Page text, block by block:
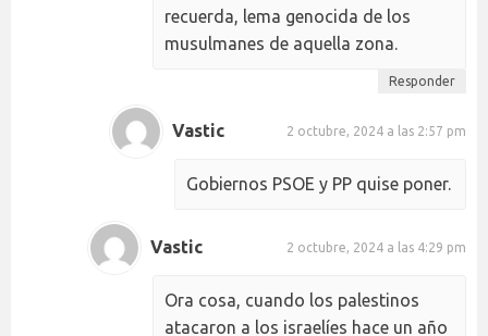
recuerda, lema genocida de los
musulmanes de aquella zona.
Responder
Vastic 2 octubre, 2024 a las 2:57 pm
Gobiernos PSOE y PP quise poner.
Vastic 2 octubre, 2024 a las 4:29 pm
Ora cosa, cuando los palestinos
atacaron a los israelíes hace un año